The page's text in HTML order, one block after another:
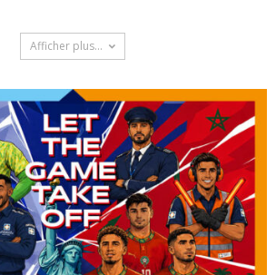
Afficher plus...